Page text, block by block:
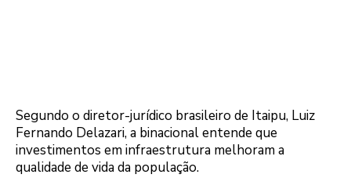
Segundo o diretor-jurídico brasileiro de Itaipu, Luiz
Fernando Delazari, a binacional entende que
investimentos em infraestrutura melhoram a
qualidade de vida da população.